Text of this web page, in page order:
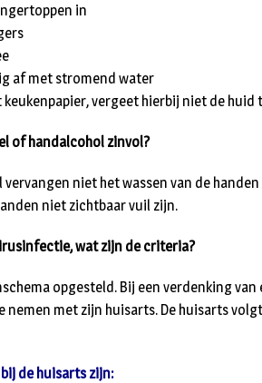
in
af met stromend water
keukenpapier, vergeet hierbij niet de huid
of handalcohol zinvol?
niet het wassen van de
niet zichtbaar vuil zijn.
wat zijn de criteria?
opgesteld. Bij een verdenking
met zijn huisarts. De huisarts
de huisarts zijn: